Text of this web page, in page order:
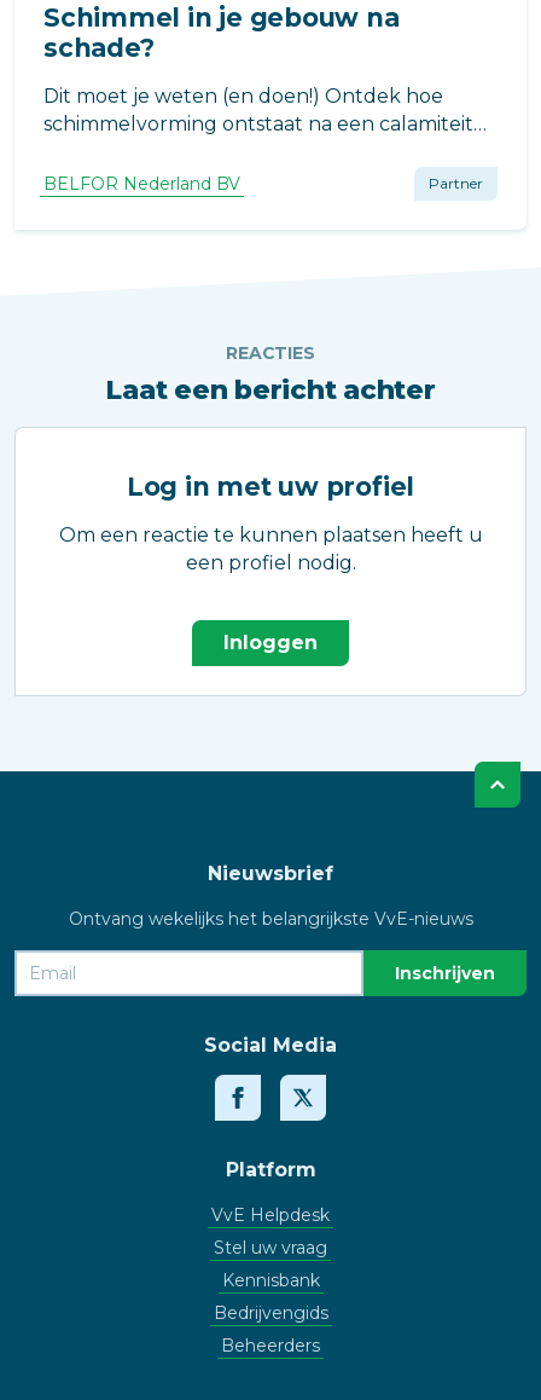
Schimmel in je gebouw na
schade?
Dit moet je weten (en doen!) Ontdek hoe
schimmelvorming ontstaat na een calamiteit
helpt met professionele opsporing, reiniging
BELFOR Nederland BV Partner
REACTIES
Laat een bericht achter
Log in met uw profiel
Om een reactie te kunnen plaatsen heeft u
een profiel nodig.
Inloggen
Nieuwsbrief
Ontvang wekelijks het belangrijkste VvE-nieuws
Social Media
Platform
VvE Helpdesk
Stel uw vraag
Kennisbank
Bedrijvengids
Beheerders